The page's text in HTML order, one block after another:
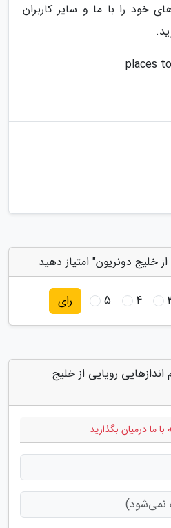
خود را با ما و سایر کاربران
خلیج دونریون" امتیاز دهید
4
5 رای
رویایی از خلیج
ما درمیان بگذارید